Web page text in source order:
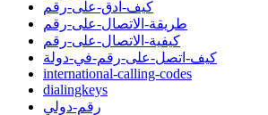
كيف-ادق-على-رقم
طريقة-الاتصال-على-رقم
كيفية-الاتصال-على-رقم
كيف-اتصل-على-رقم-في-دولة
international-calling-codes
dialingkeys
رقم-دولي